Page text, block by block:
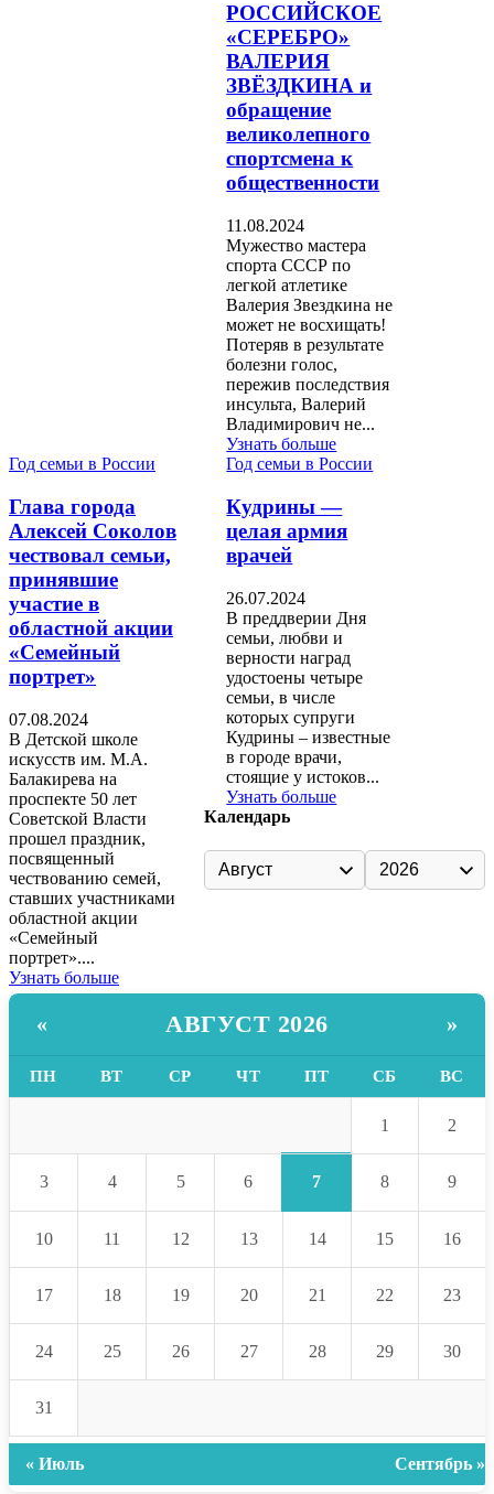
РОССИЙСКОЕ
«СЕРЕБРО»
ВАЛЕРИЯ
ЗВЁЗДКИНА и
обращение
великолепного
спортсмена к
общественности
11.08.2024
Мужество мастера
спорта СССР по
легкой атлетике
Валерия Звездкина не
может не восхищать!
Потеряв в результате
болезни голос,
пережив последствия
инсульта, Валерий
Владимирович не...
Узнать больше
Год семьи в России
Глава города
Алексей Соколов
чествовал семьи,
принявшие
участие в
областной акции
«Семейный
портрет»
07.08.2024
В Детской школе
искусств им. М.А.
Балакирева на
проспекте 50 лет
Советской Власти
прошел праздник,
посвященный
чествованию семей,
ставших участниками
областной акции
«Семейный
портрет»....
Узнать больше
Год семьи в России
Кудрины —
целая армия
врачей
26.07.2024
В преддверии Дня
семьи, любви и
верности наград
удостоены четыре
семьи, в числе
которых супруги
Кудрины – известные
в городе врачи,
стоящие у истоков...
Узнать больше
Календарь
« АВГУСТ 2026 »
ПН ВТ СР ЧТ ПТ СБ ВС
1 2
3 4 5 6 7 8 9
10 11 12 13 14 15 16
17 18 19 20 21 22 23
24 25 26 27 28 29 30
31
« Июль Сентябрь »